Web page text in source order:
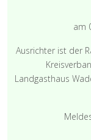
am
Ausrichter ist der
Landgasthaus